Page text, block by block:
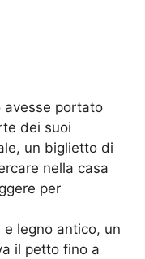
avesse portato
dei suoi
un biglietto di
nella casa
per
legno antico, un
il petto fino a